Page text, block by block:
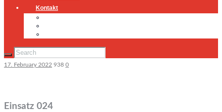
Kontakt
17. February 2022 938 0
Einsatz 024